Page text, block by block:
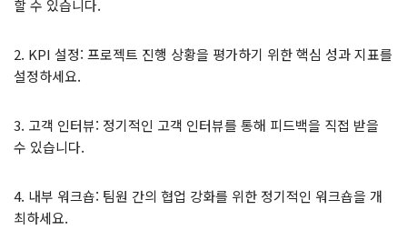
할 수 있습니다.
2. KPI 설정: 프로젝트 진행 상황을 평가하기 위한 핵심 성과 지표를
설정하세요.
3. 고객 인터뷰: 정기적인 고객 인터뷰를 통해 피드백을 직접 받을
수 있습니다.
4. 내부 워크숍: 팀원 간의 협업 강화를 위한 정기적인 워크숍을 개
최하세요.